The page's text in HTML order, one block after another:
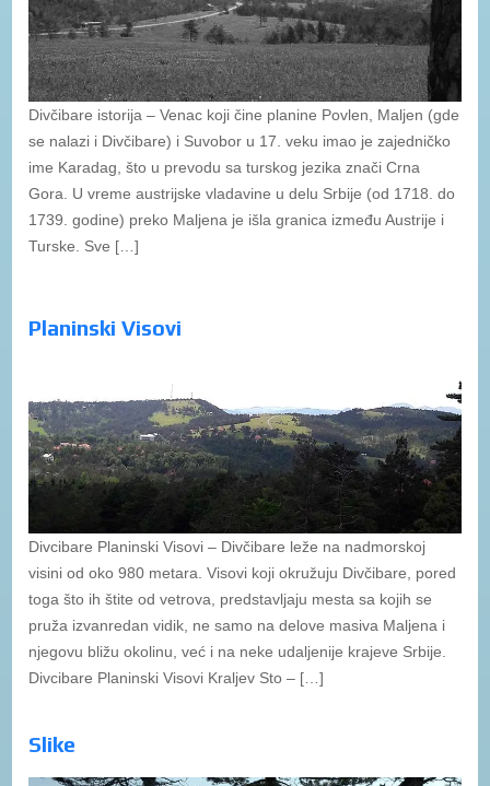
Divčibare istorija – Venac koji čine planine Povlen, Maljen (gde
se nalazi i Divčibare) i Suvobor u 17. veku imao je zajedničko
ime Karadag, što u prevodu sa turskog jezika znači Crna
Gora. U vreme austrijske vladavine u delu Srbije (od 1718. do
1739. godine) preko Maljena je išla granica između Austrije i
Turske. Sve […]
Planinski Visovi
Divcibare Planinski Visovi – Divčibare leže na nadmorskoj
visini od oko 980 metara. Visovi koji okružuju Divčibare, pored
toga što ih štite od vetrova, predstavljaju mesta sa kojih se
pruža izvanredan vidik, ne samo na delove masiva Maljena i
njegovu bližu okolinu, već i na neke udaljenije krajeve Srbije.
Divcibare Planinski Visovi Kraljev Sto – […]
Slike